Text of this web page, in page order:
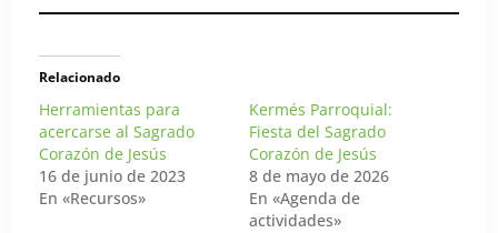
Relacionado
Herramientas para
acercarse al Sagrado
Corazón de Jesús
16 de junio de 2023
En «Recursos»
Kermés Parroquial:
Fiesta del Sagrado
Corazón de Jesús
8 de mayo de 2026
En «Agenda de
actividades»